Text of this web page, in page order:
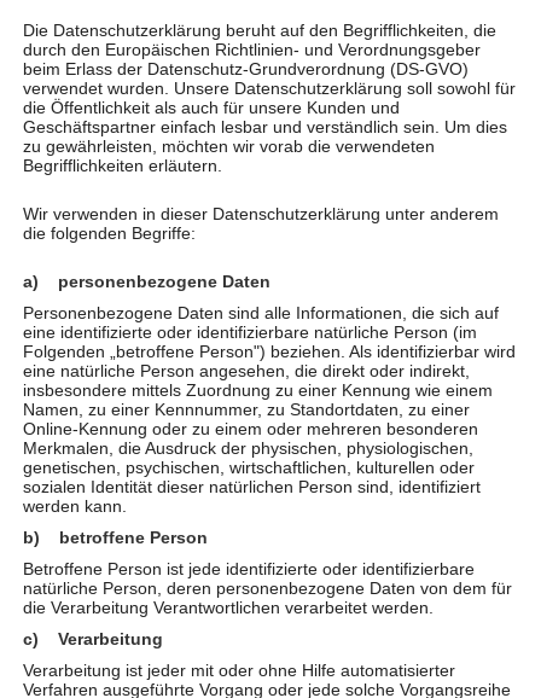
KG ZNS nach Bobath für Kinder
Manuelle Therapie
KG-Gerät
PNF
Atemtherapie (reflektorische Atemtherapie,
Klassische Massage
Kinesio-Taping
Faszienbehandlung
Wärme/ Kältebehandlung
Elektro/ Ultraschall
Schlingentisch
Narbenbehandlung
Klettern in der Therapie
Beckenbodengymnastik
Neurogruppe
Selbstzahler Leistungen
Verschiedene Kursangebote siehe Aktuelles
Akupunktmassage
Die Datenschutzerklärung beruht auf den Begrifflichkeiten, die
durch den Europäischen Richtlinien- und Verordnungsgeber
beim Erlass der Datenschutz-Grundverordnung (DS-GVO)
verwendet wurden. Unsere Datenschutzerklärung soll sowohl für
die Öffentlichkeit als auch für unsere Kunden und
Geschäftspartner einfach lesbar und verständlich sein. Um dies
zu gewährleisten, möchten wir vorab die verwendeten
Begrifflichkeiten erläutern.
Wir verwenden in dieser Datenschutzerklärung unter anderem
die folgenden Begriffe:
a) personenbezogene Daten
Personenbezogene Daten sind alle Informationen, die sich auf
eine identifizierte oder identifizierbare natürliche Person (im
Folgenden „betroffene Person") beziehen. Als identifizierbar wird
eine natürliche Person angesehen, die direkt oder indirekt,
insbesondere mittels Zuordnung zu einer Kennung wie einem
Namen, zu einer Kennnummer, zu Standortdaten, zu einer
Online-Kennung oder zu einem oder mehreren besonderen
Merkmalen, die Ausdruck der physischen, physiologischen,
genetischen, psychischen, wirtschaftlichen, kulturellen oder
sozialen Identität dieser natürlichen Person sind, identifiziert
werden kann.
b) betroffene Person
Betroffene Person ist jede identifizierte oder identifizierbare
natürliche Person, deren personenbezogene Daten von dem für
die Verarbeitung Verantwortlichen verarbeitet werden.
c) Verarbeitung
Verarbeitung ist jeder mit oder ohne Hilfe automatisierter
Verfahren ausgeführte Vorgang oder jede solche Vorgangsreihe